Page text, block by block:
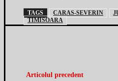
TAGS CARAS-SEVERIN
TIMISOARA
Articolul precedent